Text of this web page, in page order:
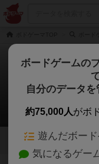
ブルーム
2
ボードゲームの
自分のデータを
約75,000人がボ
遊んだボー
気になるゲー